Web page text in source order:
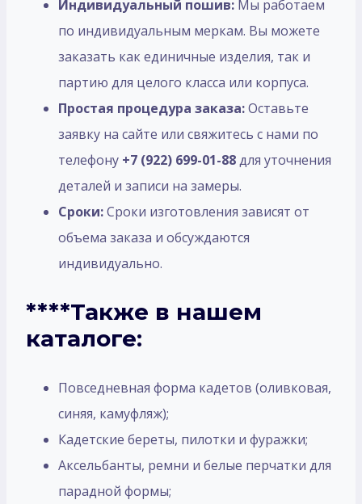
Индивидуальный пошив: Мы работаем
по индивидуальным меркам. Вы можете
заказать как единичные изделия, так и
партию для целого класса или корпуса.
Простая процедура заказа:Оставьте
заявку на сайте или свяжитесь с нами по
телефону +7 (922) 699-01-88для уточнения
деталей и записи на замеры.
Сроки:Сроки изготовления зависят от
объема заказа и обсуждаются
индивидуально.
****Также в нашем
каталоге:
Повседневная форма кадетов (оливковая,
синяя, камуфляж);
Кадетские береты, пилотки и фуражки;
Аксельбанты, ремни и белые перчатки для
парадной формы;